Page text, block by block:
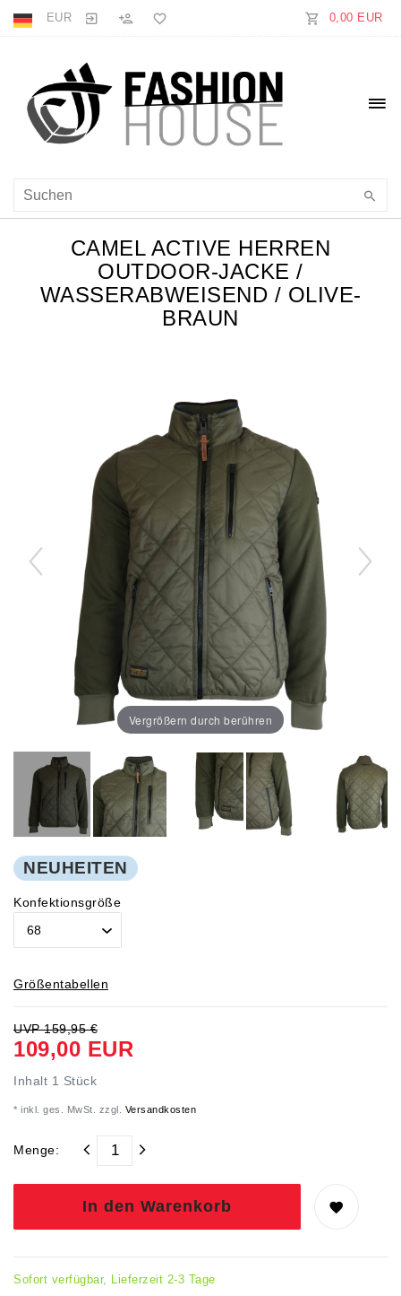
EUR 0,00 EUR
CAMEL ACTIVE HERREN
OUTDOOR-JACKE /
WASSERABWEISEND / OLIVE-
BRAUN
Vergrößern durch berühren
NEUHEITEN
Konfektionsgröße
Größentabellen
UVP 159,95 €
109,00 EUR
Inhalt 1 Stück
* inkl. ges. MwSt. zzgl. Versandkosten
Menge:
In den Warenkorb
Sofort verfügbar, Lieferzeit 2-3 Tage